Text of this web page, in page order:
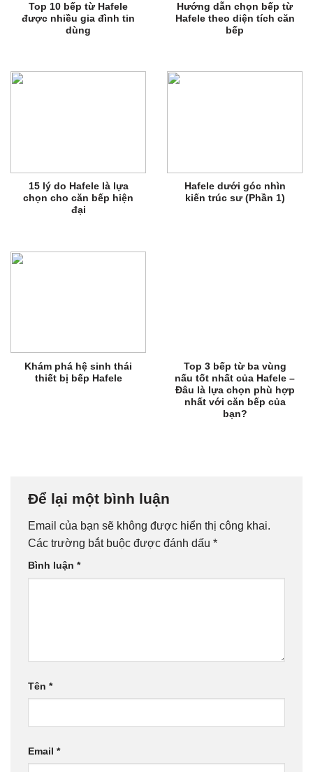
Top 10 bếp từ Hafele
được nhiều gia đình tin
dùng
Hướng dẫn chọn bếp từ
Hafele theo diện tích căn
bếp
15 lý do Hafele là lựa
chọn cho căn bếp hiện
đại
Hafele dưới góc nhìn
kiến trúc sư (Phần 1)
Khám phá hệ sinh thái
thiết bị bếp Hafele
Top 3 bếp từ ba vùng
nấu tốt nhất của Hafele –
Đâu là lựa chọn phù hợp
nhất với căn bếp của
bạn?
Để lại một bình luận
Email của bạn sẽ không được hiển thị công khai.
Các trường bắt buộc được đánh dấu *
Bình luận *
Tên *
Email *